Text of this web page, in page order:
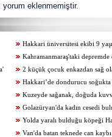
yorum eklenmemiştir.
Hakkari üniversitesi ekibi 9
Kahramanmaraş'taki depremde
2 küçük çocuk enkazdan sağ
Hakkari’de dondurucu soğukta
Kuzeyde sağanak, doğuda
tahminleri
Golazüryan'da kadın cesedi
Yolda yaralı bulduğu köpeği
Van'da batan teknede can